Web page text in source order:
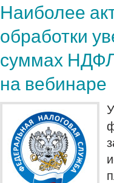
Наиболее
обработки
суммах НДФЛ
на вебинаре